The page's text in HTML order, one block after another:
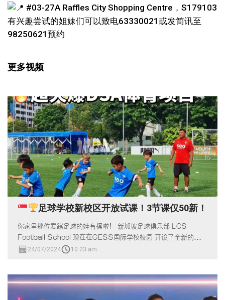
#03-27A Raffles City Shopping Centre，S179103
有兴趣尝试的姐妹们可以致电63330021或发简讯至
98250621预约
更多视频
足球学校新校区开放试课！3节课仅50新！
你家里那位爱踢足球的娃有福啦！ 新加坡足球俱乐部 LCS
Football School 现在在GESS国际学校校园 开设了全新的足球
训练校区！
24/07/2024 10:23 am